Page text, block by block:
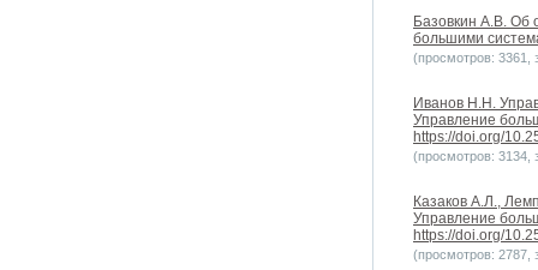
Базовкин А.В. Об
большими
(просмотров: 3361,
Иванов Н.Н.
Управление
https://doi.org/
(просмотров: 3134,
Казаков А.Л.,
Управление
https://doi.org/
(просмотров: 2787,